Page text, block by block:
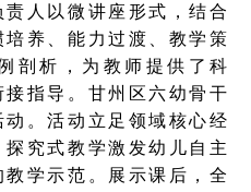
人以微讲座形式，结合
养、能力过渡、教学策
剖析，为教师提供了科
指导。甘州区六幼骨干
。活动立足领域核心经
究式教学激发幼儿自主
学示范。展示课后，全